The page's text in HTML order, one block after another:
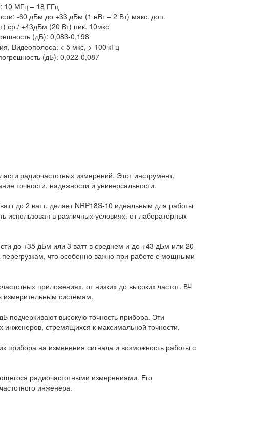
10 МГц – 18 ГГц
-60 дБм до +33 дБм (1 нВт – 2 Вт) макс. доп.
ср./ +43дБм (20 Вт) пик. 10мкс
(дБ): 0,083-0,198
Видеополоса: < 5 мкс, > 100 кГц
(дБ): 0,022-0,087
радиочастотных измерений. Этот инструмент,
точности, надежности и универсальности.
до 2 ватт, делает NRP18S-10 идеальным для работы
в различных условиях, от лабораторных
до +35 дБм или 3 ватт в среднем и до +43 дБм или 20
перегрузкам, что особенно важно при работе с мощными
приложениях, от низких до высоких частот. ВЧ
измерительным системам.
подчеркивают высокую точность прибора. Эти
инженеров, стремящихся к максимальной точности.
прибора на изменения сигнала и возможность работы с
радиочастотными измерениями. Его
инженера.